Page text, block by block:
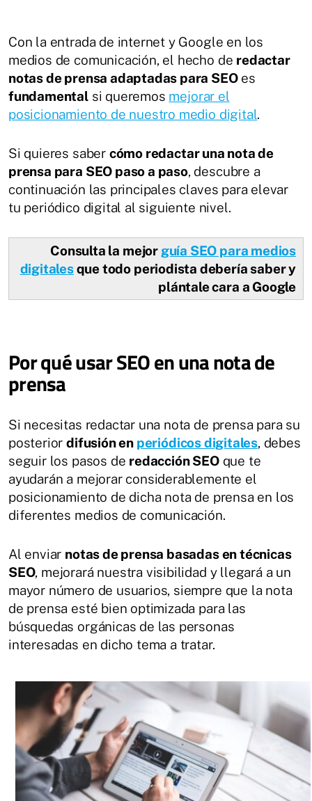
Con la entrada de internet y Google en los
medios de comunicación, el hecho de redactar
notas de prensa adaptadas para SEOes
fundamentalsi queremos mejorar el
posicionamiento de nuestro medio digital.
Si quieres saber cómo redactar una nota de
prensa para SEO paso a paso, descubre a
continuación las principales claves para elevar
tu periódico digital al siguiente nivel.
Consulta la mejor guía SEO para medios
digitalesque todo periodista debería saber y
plántale cara a Google
Por qué usar SEO en una nota de
prensa
Si necesitas redactar una nota de prensa para su
posteriordifusión en periódicos digitales, debes
seguir los pasos de redacción SEOque te
ayudarán a mejorar considerablemente el
posicionamiento de dicha nota de prensa en los
diferentes medios de comunicación.
Al enviar notas de prensa basadas en técnicas
SEO, mejorará nuestra visibilidad y llegará a un
mayor número de usuarios, siempre que la nota
de prensa esté bien optimizada para las
búsquedas orgánicas de las personas
interesadas en dicho tema a tratar.